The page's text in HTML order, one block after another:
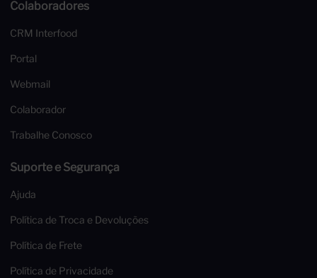
Colaboradores
CRM Interfood
Portal
Webmail
Colaborador
Trabalhe Conosco
Suporte e Segurança
Ajuda
Política de Troca e Devoluções
Política de Frete
Política de Privacidade